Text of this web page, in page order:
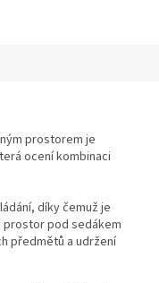
prostorem je
ocení kombinaci
díky čemuž je
prostor pod sedákem
předmětů a udržení